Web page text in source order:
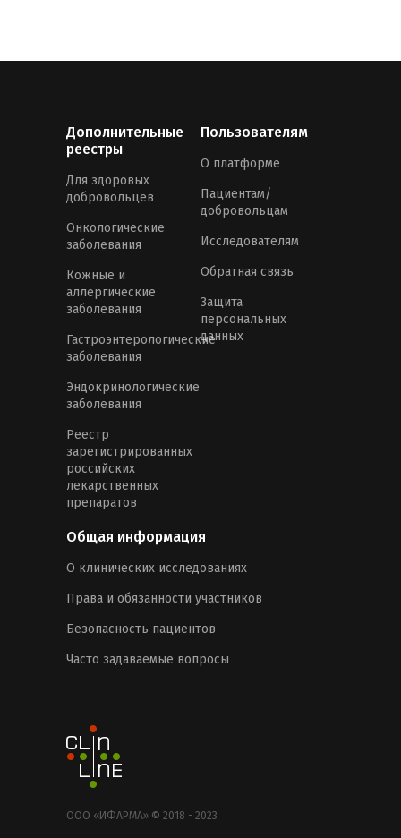
Дополнительные
реестры
Для здоровых
добровольцев
Онкологические
заболевания
Кожные и
аллергические
заболевания
Гастроэнтерологические
заболевания
Эндокринологические
заболевания
Реестр
зарегистрированных
российских
лекарственных
препаратов
Пользователям
О платформе
Пациентам/
добровольцам
Исследователям
Обратная связь
Защита
персональных
данных
Общая информация
О клинических исследованиях
Права и обязанности участников
Безопасность пациентов
Часто задаваемые вопросы
ООО «ИФАРМА» © 2018 - 2023